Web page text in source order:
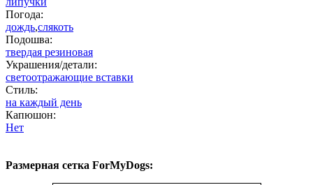
Погода:
дождь,слякоть
Подошва:
твердая резиновая
Украшения/детали:
светоотражающие вставки
Стиль:
на каждый день
Капюшон:
Нет
Размерная сетка ForMyDogs: